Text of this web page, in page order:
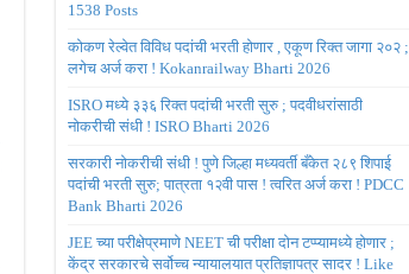
1538 Posts
कोकण रेल्वेत विविध पदांची भरती होणार , एकूण रिक्त जागा २०२ ;
लगेच अर्ज करा ! Kokanrailway Bharti 2026
ISRO मध्ये ३३६ रिक्त पदांची भरती सुरु ; पदवीधरांसाठी
नोकरीची संधी ! ISRO Bharti 2026
सरकारी नोकरीची संधी ! पुणे जिल्हा मध्यवर्ती बँकेत २८९ शिपाई
पदांची भरती सुरु; पात्रता १२वी पास ! त्वरित अर्ज करा ! PDCC
Bank Bharti 2026
JEE च्या परीक्षेप्रमाणे NEET ची परीक्षा दोन टप्प्यामध्ये होणार ;
केंद्र सरकारचे सर्वोच्च न्यायालयात प्रतिज्ञापत्र सादर ! Like